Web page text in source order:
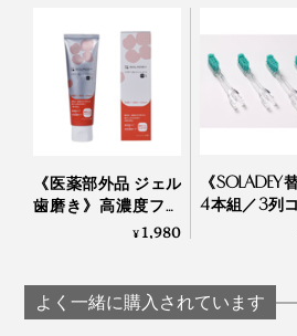
細部までつくり込まれた、
『SOLADEY』。ぜひ、歯磨き粉
④ 歯と歯肉の間は、「45℃の
当てる。
⑥ 奥歯の溝、前歯の裏側、歯と
着色汚れが気になりはじめた
ト毛」
外出先に1本だけ持っていくな
ト毛」
など。
《使用上の注意》
『SOLADEY』本体を家族で
装着を必要以上にくり返す
短くなります。衛生的な観点
避けてください。
ペースメーカーを使用してい
で下さい。
充電が完了したら、充電ケーブ
《医薬部外品 ジェル
歯磨き》高濃度フッ
素配合、口臭・歯周
トリートメントプラ
スS」｜SOLADEY
¥1,980
《SOLADEY
4本組／3列
ト・強ラバ
かりと落とす
パクト替ブ
よく一緒に購入されています